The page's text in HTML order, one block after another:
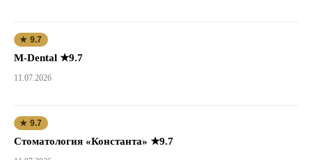
★ 9.7
M-Dental ★9.7
11.07.2026
★ 9.7
Стоматология «Константа» ★9.7